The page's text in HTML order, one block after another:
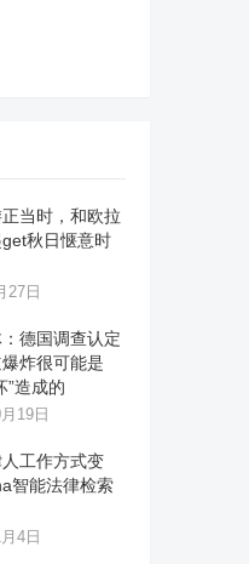
当时，和欧拉
秋日惬意时
27日
德国调查认定
炸很可能是
”造成的
19日
工作方式变
智能法律检索
4日